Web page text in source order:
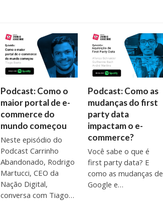
Podcast: Como o
maior portal de e-
commerce do
mundo começou
Neste episódio do
Podcast Carrinho
Abandonado, Rodrigo
Martucci, CEO da
Nação Digital,
conversa com Tiago…
Podcast: Como as
mudanças do first
party data
impactam o e-
commerce?
Você sabe o que é
first party data? E
como as mudanças de
Google e…